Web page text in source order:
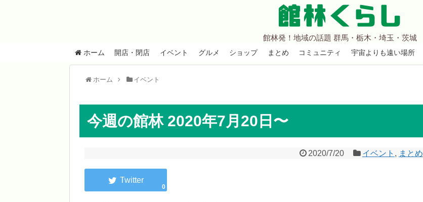
館林くらし
館林発！地域の話題 群馬・栃木・埼玉・茨城
ホーム 開店・閉店 イベント グルメ ショップ まとめ コミュニティ 宇宙よりも遠い場所
ホーム イベント
今週の館林 2020年7月20日〜
2020/7/20 イベント , まとめ
0